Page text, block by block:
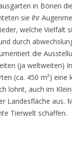
in Bönen
sie ihr
welche Vielfalt
durch
die
(ja weltweiten)
(ca. 450 m²) eine
lohnt, auch im
Landesfläche aus.
Tierwelt schaffen.